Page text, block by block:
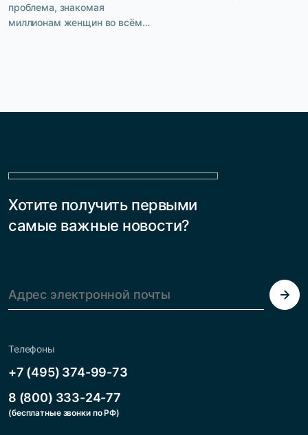
проблема, знакомая
миллионам женщин во всём
операция» — дистанция в
лечения пролапса тазовых
взять ситуацию под контроль
опущение матки —
ослабления мышц и связок.
нередко […]
Хотите получить первыми
самые важные новости?
Телефоны
+7 (495) 374-99-73
8 (800) 333-24-77
(бесплатные звонки по РФ)